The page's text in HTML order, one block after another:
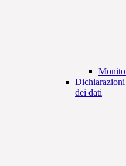
dei dati